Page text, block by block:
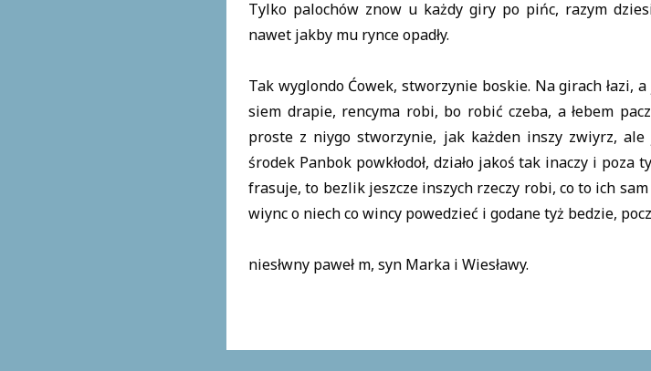
Tylko palochów znow u każdy giry po pińc, razym
nawet jakby mu rynce opadły.
Tak wyglondo Ćowek, stworzynie boskie. Na girach łazi,
siem drapie, rencyma robi, bo robić czeba, a łebem
proste z niygo stworzynie, jak każden inszy zwiyrz,
środek Panbok powkłodoł, działo jakoś tak inaczy i poza
frasuje, to bezlik jeszcze inszych rzeczy robi, co to ich
wiync o niech co wincy powedzieć i godane tyż bedzie,
niesłwny paweł m, syn Marka i Wiesławy.